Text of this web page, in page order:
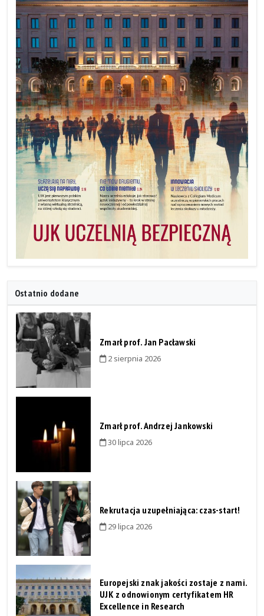
Ostatnio dodane
Zmarł prof. Jan Pacławski
2 sierpnia 2026
Zmarł prof. Andrzej Jankowski
30 lipca 2026
Rekrutacja uzupełniająca: czas-start!
29 lipca 2026
Europejski znak jakości zostaje z nami.
UJK z odnowionym certyfikatem HR
Excellence in Research